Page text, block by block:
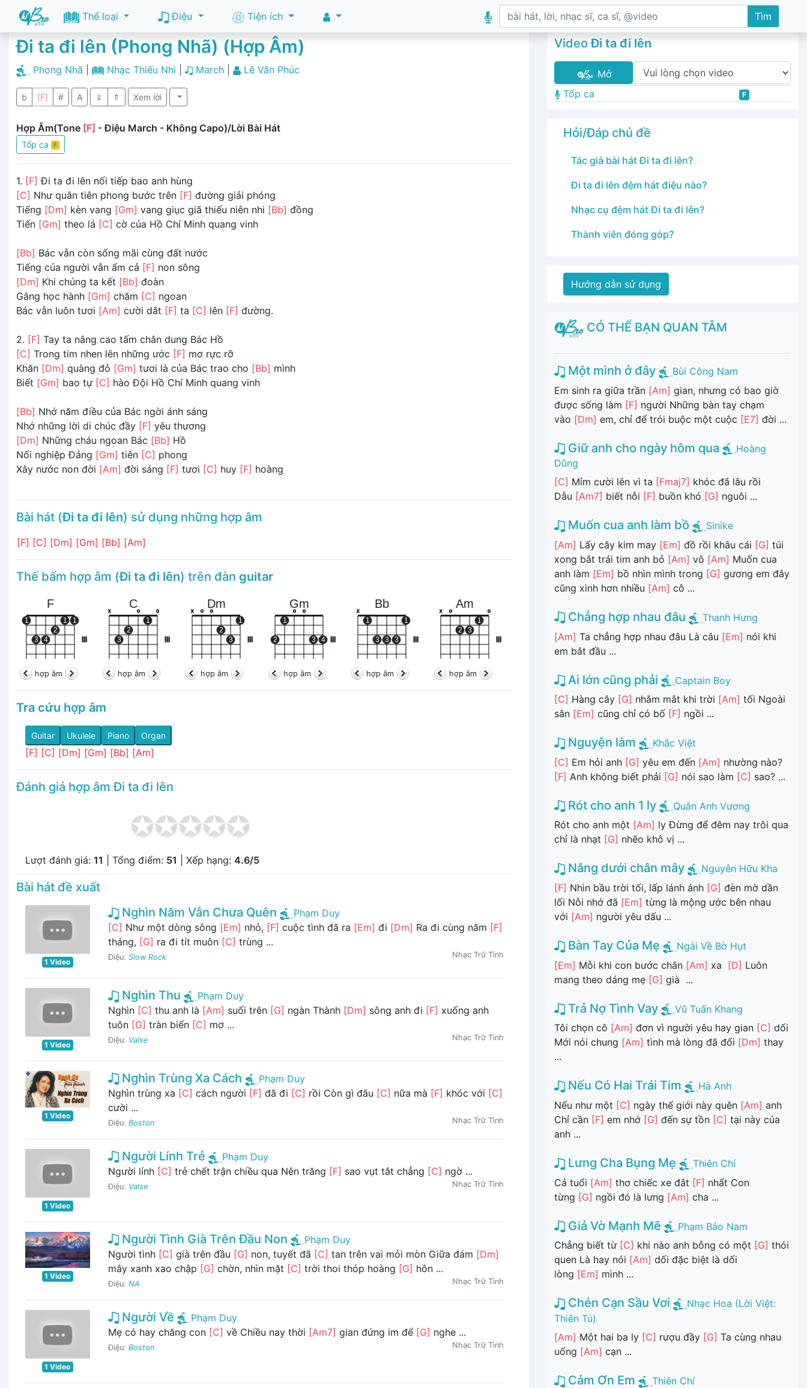
Thể loại Điệu Tiện ích Tìm
Đi ta đi lên (Phong Nhã) (Hợp Âm)
Phong Nhã Nhạc Thiếu Nhi March Lê Văn Phúc
b [F] # A ⇓ ⇑ Xem lời
Hợp Âm(Tone [F] - Điệu March - Không Capo)/Lời Bài Hát
Tốp ca F
1. [F] Đi ta đi lên nối tiếp bao anh hùng
[C] Như quân tiên phong bước trên [F] đường giải phóng
Tiếng [Dm] kèn vang [Gm] vang giục giã thiếu niên nhi [Bb] đồng
Tiến [Gm] theo lá [C] cờ của Hồ Chí Minh quang vinh
[Bb] Bác vẫn còn sống mãi cùng đất nước
Tiếng của người vẫn ấm cả [F] non sông
[Dm] Khi chúng ta kết [Bb] đoàn
Gắng học hành [Gm] chăm [C] ngoan
Bác vẫn luôn tươi [Am] cười dắt [F] ta [C] lên [F] đường.
2. [F] Tay ta nâng cao tấm chân dung Bác Hồ
[C] Trong tim nhen lên những ước [F] mơ rực rỡ
Khăn [Dm] quàng đỏ [Gm] tươi là của Bác trao cho [Bb] mình
Biết [Gm] bao tự [C] hào Đội Hồ Chí Minh quang vinh
[Bb] Nhớ năm điều của Bác ngời ánh sáng
Nhớ những lời di chúc đầy [F] yêu thương
[Dm] Những cháu ngoan Bác [Bb] Hồ
Nối nghiệp Đảng [Gm] tiên [C] phong
Xây nước non đời [Am] đời sáng [F] tươi [C] huy [F] hoàng
Bài hát (Đi ta đi lên) sử dụng những hợp âm
[F] [C] [Dm] [Gm] [Bb] [Am]
Thế bấm hợp âm (Đi ta đi lên) trên đàn guitar
F
1
3 4
2
1 1
hợp âm
C
x
3
2
o
1
o
hợp âm
Dm
x o o
2
3
1
hợp âm
Gm
2
1
o o
3 4
hợp âm
Bb
x
1
3 3 3
1
hợp âm
Am
x o
2 3
1
o
hợp âm
Tra cứu hợp âm
Guitar Ukulele Piano Organ
[F] [C] [Dm] [Gm] [Bb] [Am]
Đánh giá hợp âm Đi ta đi lên
Lượt đánh giá: 11 | Tổng điểm: 51 | Xếp hạng: 4.6/5
Bài hát đề xuất
1 Video
Nghìn Năm Vẫn Chưa Quên
Phạm Duy
[C] Như một dòng sông [Em] nhỏ, [F] cuộc tình đã ra [Em] đi [Dm] Ra đi cùng năm [F]
tháng, [G] ra đi tít muôn [C] trùng ...
Điệu: Slow Rock Nhạc Trữ Tình
1 Video
Nghìn Thu
Phạm Duy
Nghìn [C] thu anh là [Am] suối trên [G] ngàn Thành [Dm] sông anh đi [F] xuống anh
tuôn [G] tràn biển [C] mơ ...
Điệu: Valse Nhạc Trữ Tình
1 Video
Nghìn Trùng Xa Cách
Phạm Duy
Nghìn trùng xa [C] cách người [F] đã đi [C] rồi Còn gì đâu [C] nữa mà [F] khóc với [C]
cười ...
Điệu: Boston Nhạc Trữ Tình
1 Video
Người Lính Trẻ
Phạm Duy
Người lính [C] trẻ chết trận chiều qua Nên trăng [F] sao vụt tắt chẳng [C] ngờ ...
Điệu: Valse Nhạc Trữ Tình
1 Video
Người Tình Già Trên Đầu Non
Phạm Duy
Người tình [C] già trên đầu [G] non, tuyết đã [C] tan trên vai mỏi mòn Giữa đám [Dm]
mây xanh xao chập [G] chờn, nhìn mặt [C] trời thoi thóp hoàng [G] hôn ...
Điệu: NA Nhạc Trữ Tình
1 Video
Người Về
Phạm Duy
Mẹ có hay chăng con [C] về Chiều nay thời [Am7] gian đứng im để [G] nghe ...
Điệu: Boston Nhạc Trữ Tình
VideoĐi ta đi lên
Mở
Tốp ca
F
Hỏi/Đáp chủ đề
Tác giả bài hát Đi ta đi lên?
Đi ta đi lên đệm hát điệu nào?
Nhạc cụ đệm hát Đi ta đi lên?
Thành viên đóng góp?
Hướng dẫn sử dụng
CÓ THỂ BẠN QUAN TÂM
Một mình ở đây
Bùi Công Nam
Em sinh ra giữa trần [Am] gian, nhưng có bao giờ
được sống làm [F] người Những bàn tay chạm
vào [Dm] em, chỉ để trói buộc một cuộc [E7] đời ...
Giữ anh cho ngày hôm qua
Hoàng
Dũng
[C] Mỉm cười lên vì ta [Fmaj7] khóc đã lâu rồi
Dẫu [Am7] biết nỗi [F] buồn khó [G] nguôi ...
Muốn cua anh làm bồ
Sinike
[Am] Lấy cây kim may [Em] đồ rồi khâu cái [G] túi
xong bắt trái tim anh bỏ [Am] vô [Am] Muốn cua
anh làm [Em] bồ nhìn mình trong [G] gương em đây
cũng xinh hơn nhiều [Am] cô ...
Chẳng hợp nhau đâu
Thanh Hưng
[Am] Ta chẳng hợp nhau đâu Là câu [Em] nói khi
em bắt đầu ...
Ai lớn cũng phải
Captain Boy
[C] Hàng cây [G] nhắm mắt khi trời [Am] tối Ngoài
sân [Em] cũng chỉ có bố [F] ngồi ...
Nguyện làm
Khắc Việt
[C] Em hỏi anh [G] yêu em đến [Am] nhường nào?
[F] Anh không biết phải [G] nói sao làm [C] sao? ...
Rót cho anh 1 ly
Quân Anh Vương
Rót cho anh một [Am] ly Đừng để đêm nay trôi qua
chỉ là nhạt [G] nhẽo khô vị ...
Nắng dưới chân mây
Nguyễn Hữu Kha
[F] Nhìn bầu trời tối, lấp lánh ánh [G] đèn mờ dần
lối Nỗi nhớ đã [Em] từng là mộng ước bên nhau
với [Am] người yêu dấu ...
Bàn Tay Của Mẹ
Ngài Về Bờ Hụt
[Em] Mỗi khi con bước chân [Am] xa [D] Luôn
mang theo dáng mẹ [G] già ...
Trả Nợ Tình Vay
Vũ Tuấn Khang
Tôi chọn cô [Am] đơn vì người yêu hay gian [C] dối
Mới nói chung [Am] tình mà lòng đã đổi [Dm] thay
...
Nếu Có Hai Trái Tim
Hà Anh
Nếu như một [C] ngày thế giới này quên [Am] anh
Chỉ cần [F] em nhớ [G] đến sự tồn [C] tại này của
anh ...
Lưng Cha Bụng Mẹ
Thiên Chí
Cả tuổi [Am] thơ chiếc xe đắt [F] nhất Con
từng [G] ngồi đó là lưng [Am] cha ...
Giả Vờ Mạnh Mẽ
Phạm Bảo Nam
Chẳng biết từ [C] khi nào anh bỗng có một [G] thói
quen Là hay nói [Am] dối đặc biệt là dối
lòng [Em] mình ...
Chén Cạn Sầu Vơi
Nhạc Hoa (Lời Việt:
Thiên Tú)
[Am] Một hai ba ly [C] rượu đầy [G] Ta cùng nhau
uống [Am] cạn ...
Cảm Ơn Em
Thiên Chí